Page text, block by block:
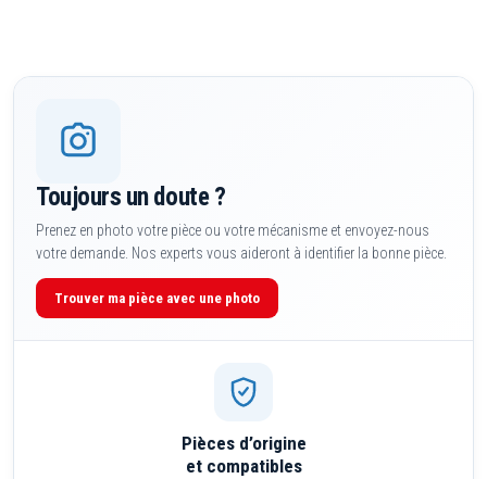
Toujours un doute ?
Prenez en photo votre pièce ou votre mécanisme et envoyez-nous
votre demande. Nos experts vous aideront à identifier la bonne pièce.
Trouver ma pièce avec une photo
Pièces d’origine
et compatibles